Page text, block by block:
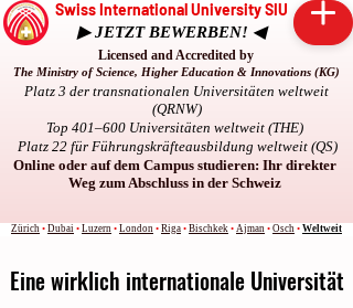
Swiss International University SIU
▶ JETZT BEWERBEN! ◀
Licensed and Accredited by
The Ministry of Science, Higher Education & Innovations (KG)
Platz 3 der transnationalen Universitäten weltweit
(QRNW)
Top 401–600 Universitäten weltweit (THE)
Platz 22 für Führungskräfteausbildung weltweit (QS)
Online oder auf dem Campus studieren: Ihr direkter
Weg zum Abschluss in der Schweiz
Zürich • Dubai • Luzern • London • Riga • Bischkek • Ajman • Osch • Weltweit
Eine wirklich internationale Universität